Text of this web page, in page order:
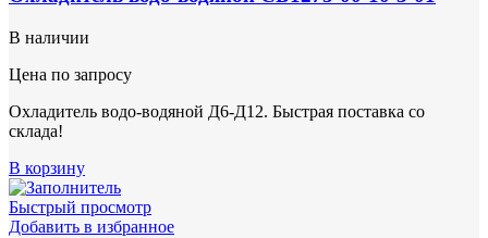
В наличии
Цена по запросу
Охладитель водо-водяной Д6-Д12. Быстрая поставка со
склада!
В корзину
Быстрый просмотр
Добавить в избранное